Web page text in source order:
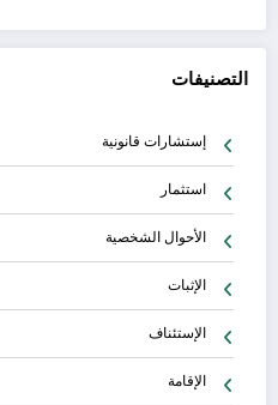
التصنيفات
إستشارات قانونية
استثمار
الأحوال الشخصية
الإثبات
الإستئناف
الإقامة